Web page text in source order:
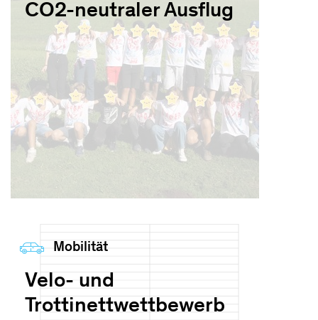
CO2-neutraler Ausflug
Mobilität
Velo- und
Trottinettwettbewerb